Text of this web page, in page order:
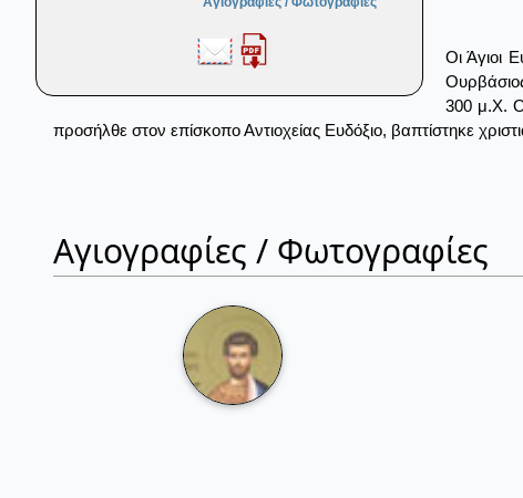
Οι Άγιοι
300 μ.Χ. Ο
προσήλθε στον επίσκοπο Αντιοχείας Ευδόξιο, βαπτίστηκε
Αγιογραφίες / Φωτογραφίες